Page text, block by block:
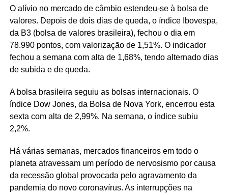
O alívio no mercado de câmbio estendeu-se à bolsa de
valores. Depois de dois dias de queda, o índice Ibovespa,
da B3 (bolsa de valores brasileira), fechou o dia em
78.990 pontos, com valorização de 1,51%. O indicador
fechou a semana com alta de 1,68%, tendo alternado dias
de subida e de queda.
A bolsa brasileira seguiu as bolsas internacionais. O
índice Dow Jones, da Bolsa de Nova York, encerrou esta
sexta com alta de 2,99%. Na semana, o índice subiu
2,2%.
Há várias semanas, mercados financeiros em todo o
planeta atravessam um período de nervosismo por causa
da recessão global provocada pelo agravamento da
pandemia do novo coronavírus. As interrupções na